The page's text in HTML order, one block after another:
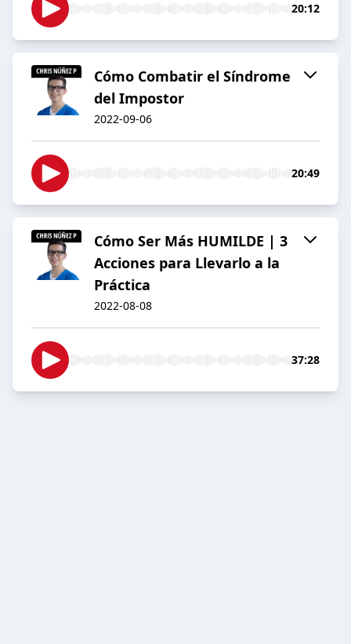
20:12
Cómo Combatir el Síndrome
del Impostor
2022-09-06
20:49
Cómo Ser Más HUMILDE | 3
Acciones para Llevarlo a la
Práctica
2022-08-08
37:28